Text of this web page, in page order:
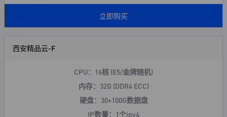
立即购买
西安精品云-F
CPU：16核 (E5/金牌随机)
内存：32G (DDR4 ECC)
硬盘：30+100G数据盘
IP数量：1个ipv4